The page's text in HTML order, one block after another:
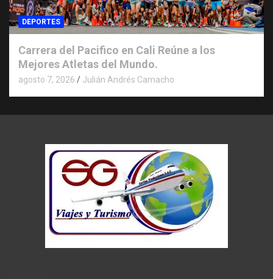
DEPORTES
Carrera del Pacifico en Cali Reúne a los
Mejores Atletas del Mundo.
agosto 7, 2026 Julián Andrés Camacho